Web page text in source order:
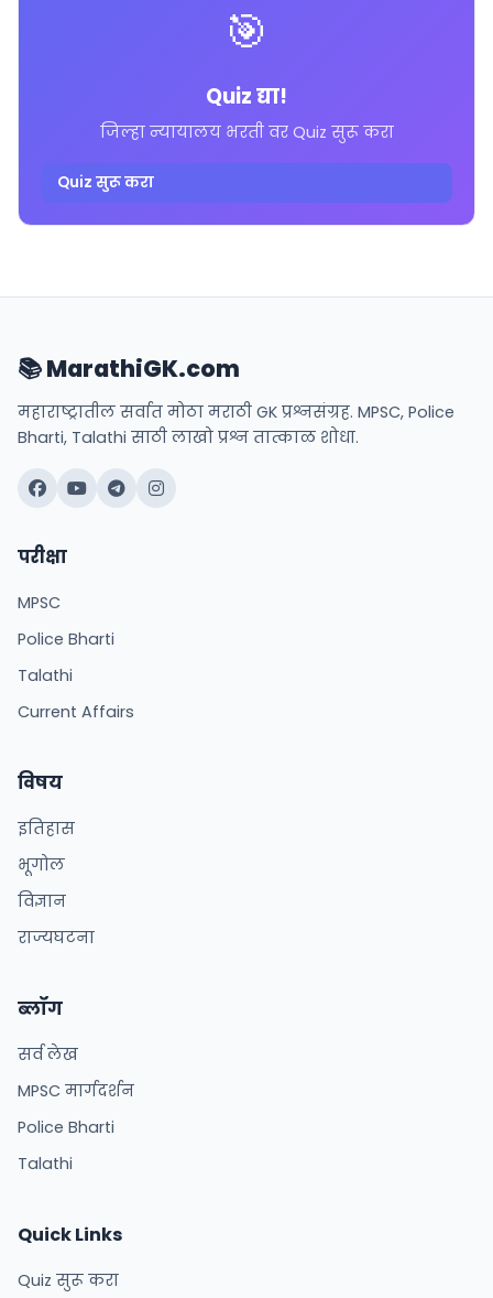
🎯
Quiz द्या!
जिल्हा न्यायालय भरती वर Quiz सुरू करा
Quiz सुरू करा
📚 MarathiGK.com
महाराष्ट्रातील सर्वात मोठा मराठी GK प्रश्नसंग्रह. MPSC, Police
Bharti, Talathi साठी लाखो प्रश्न तात्काळ शोधा.
परीक्षा
MPSC
Police Bharti
Talathi
Current Affairs
विषय
इतिहास
भूगोल
विज्ञान
राज्यघटना
ब्लॉग
सर्व लेख
MPSC मार्गदर्शन
Police Bharti
Talathi
Quick Links
Quiz सुरू करा